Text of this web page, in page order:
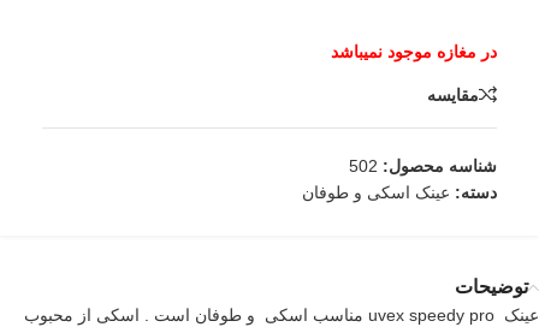
مقایسه
شناسه محصول: 502
دسته: عینک اسکی و طوفان
توضیحات
عینک uvex speedy pro مناسب اسکی و طوفان است . اسکی از محبوب